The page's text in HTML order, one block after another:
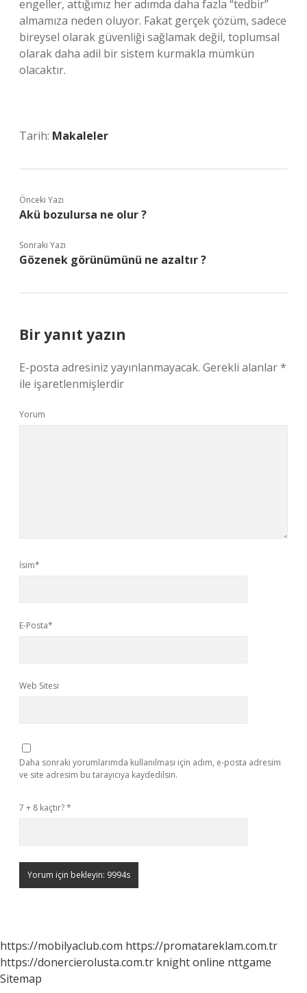
engeller, attığımız her adımda daha fazla “tedbir”
almamıza neden oluyor. Fakat gerçek çözüm, sadece
bireysel olarak güvenliği sağlamak değil, toplumsal
olarak daha adil bir sistem kurmakla mümkün
olacaktır.
Tarih: Makaleler
Önceki Yazı
Akü bozulursa ne olur ?
Sonraki Yazı
Gözenek görünümünü ne azaltır ?
Bir yanıt yazın
E-posta adresiniz yayınlanmayacak. Gerekli alanlar*
ile işaretlenmişlerdir
Yorum
İsim*
E-Posta*
Web Sitesi
Daha sonraki yorumlarımda kullanılması için adım, e-posta adresim
ve site adresim bu tarayıcıya kaydedilsin.
7 + 8 kaçtır?*
https://mobilyaclub.com https://promatareklam.com.tr
https://donercierolusta.com.tr knight online nttgame
Sitemap